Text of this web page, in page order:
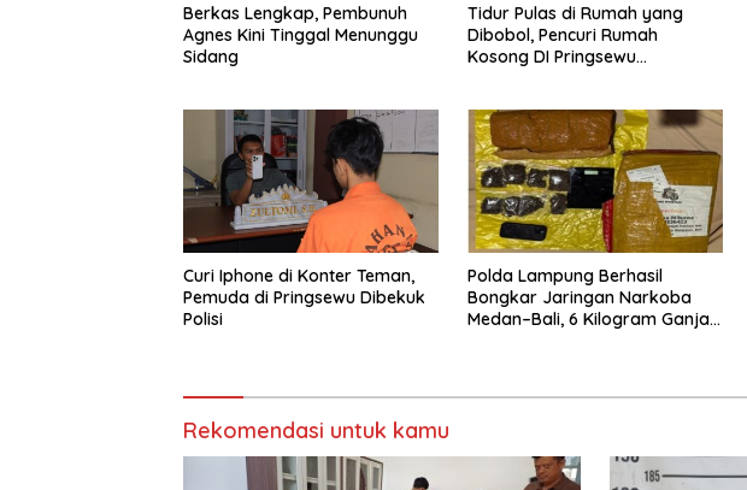
Berkas Lengkap, Pembunuh
Agnes Kini Tinggal Menunggu
Sidang
Tidur Pulas di Rumah yang
Dibobol, Pencuri Rumah
Kosong DI Pringsewu
Curi Iphone di Konter Teman,
Pemuda di Pringsewu Dibekuk
Polisi
Polda Lampung Berhasil
Bongkar Jaringan Narkoba
Medan–Bali, 6 Kilogram Ganja
Rekomendasi untuk kamu